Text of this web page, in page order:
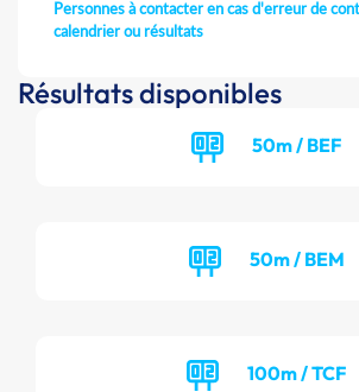
Personnes à contacter en cas d'erreur de
calendrier ou résultats
Résultats disponibles
50m / BEF
50m / BEM
100m / TCF